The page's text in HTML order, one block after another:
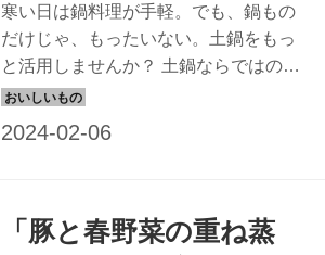
寒い日は鍋料理が手軽。でも、鍋もの
だけじゃ、もったいない。土鍋をもっ
と活用しませんか？ 土鍋ならではの簡
単でおいしいレシピを、瀬尾幸子さん
載）
「豚と春野菜の重ね蒸